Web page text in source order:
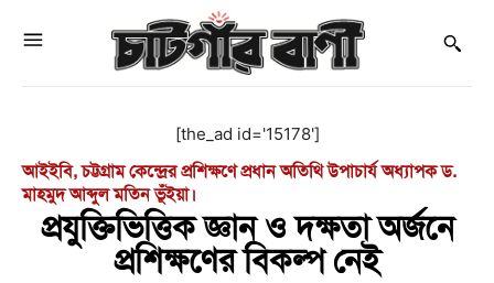
[the_ad id='15178']
আইইবি, চট্টগ্রাম কেন্দ্রের প্রশিক্ষণে প্রধান অতিথি উপাচার্য অধ্যাপক ড.
মাহমুদ আব্দুল মতিন ভূঁইয়া।
প্রযুক্তিভিত্তিক জ্ঞান ও দক্ষতা অর্জনে
প্রশিক্ষণের বিকল্প নেই